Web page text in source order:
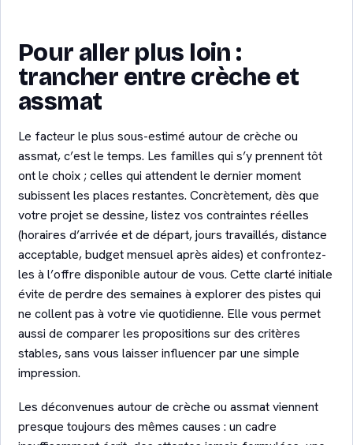
Pour aller plus loin :
trancher entre crèche et
assmat
Le facteur le plus sous-estimé autour de crèche ou
assmat, c’est le temps. Les familles qui s’y prennent tôt
ont le choix ; celles qui attendent le dernier moment
subissent les places restantes. Concrètement, dès que
votre projet se dessine, listez vos contraintes réelles
(horaires d’arrivée et de départ, jours travaillés, distance
acceptable, budget mensuel après aides) et confrontez-
les à l’offre disponible autour de vous. Cette clarté initiale
évite de perdre des semaines à explorer des pistes qui
ne collent pas à votre vie quotidienne. Elle vous permet
aussi de comparer les propositions sur des critères
stables, sans vous laisser influencer par une simple
impression.
Les déconvenues autour de crèche ou assmat viennent
presque toujours des mêmes causes : un cadre